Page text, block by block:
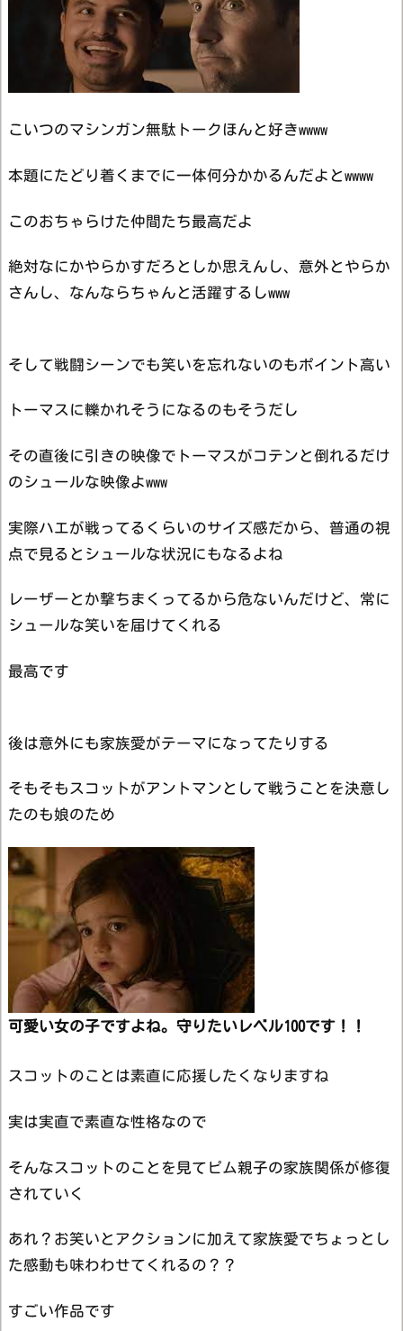
こいつのマシンガン無駄トークほんと好きwwww
本題にたどり着くまでに一体何分かかるんだよとwwww
このおちゃらけた仲間たち最高だよ
絶対なにかやらかすだろとしか思えんし、意外とやらか
さんし、なんならちゃんと活躍するしwww
そして戦闘シーンでも笑いを忘れないのもポイント高い
トーマスに轢かれそうになるのもそうだし
その直後に引きの映像でトーマスがコテンと倒れるだけ
のシュールな映像よwww
実際ハエが戦ってるくらいのサイズ感だから、普通の視
点で見るとシュールな状況にもなるよね
レーザーとか撃ちまくってるから危ないんだけど、常に
シュールな笑いを届けてくれる
最高です
後は意外にも家族愛がテーマになってたりする
そもそもスコットがアントマンとして戦うことを決意し
たのも娘のため
可愛い女の子ですよね。守りたいレベル100です！！
スコットのことは素直に応援したくなりますね
実は実直で素直な性格なので
そんなスコットのことを見てピム親子の家族関係が修復
されていく
あれ？お笑いとアクションに加えて家族愛でちょっとし
た感動も味わわせてくれるの？？
すごい作品です